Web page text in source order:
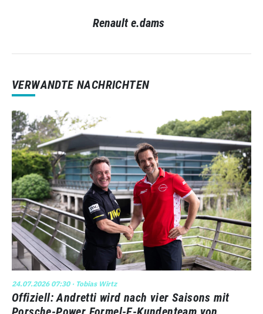
Renault e.dams
VERWANDTE NACHRICHTEN
24.07.2026 07:30· Tobias Wirtz
Offiziell: Andretti wird nach vier Saisons mit